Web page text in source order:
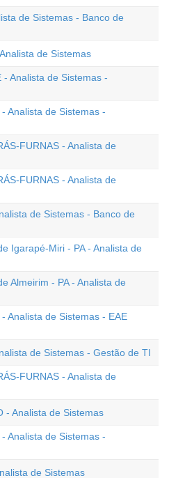
de Sistemas - Banco de
de Sistemas
Analista de Sistemas -
Analista de Sistemas -
FURNAS - Analista de
FURNAS - Analista de
de Sistemas - Banco de
Igarapé-Miri - PA - Analista de
Almeirim - PA - Analista de
Analista de Sistemas - EAE
de Sistemas - Gestão de TI
FURNAS - Analista de
- Analista de Sistemas
Analista de Sistemas -
de Sistemas